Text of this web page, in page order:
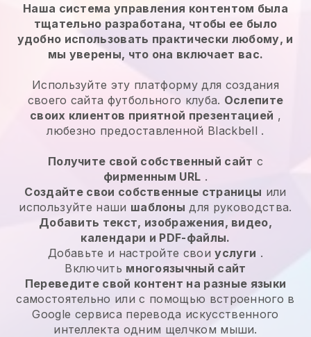
Наша система управления контентом была
тщательно разработана, чтобы ее было
удобно использовать практически любому, и
мы уверены, что она включает вас.
Используйте эту платформу для создания
своего сайта футбольного клуба. Ослепите
своих клиентов приятной презентацией ,
любезно предоставленной Blackbell .
Получите свой собственный сайт с
фирменным URL .
Создайте свои собственные страницы или
используйте наши шаблоны для руководства.
Добавить текст, изображения, видео,
календари и PDF-файлы.
Добавьте и настройте своиуслуги .
Включить многоязычный сайт
Переведите свой контент на разные языки
самостоятельно или с помощью встроенного в
Google сервиса перевода искусственного
интеллекта одним щелчком мыши.